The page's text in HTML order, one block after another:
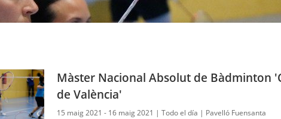
Màster Nacional Absolut de Bàdminton
de València'
15 maig 2021 - 16 maig 2021 |Todo el día | Pavelló Fuensanta